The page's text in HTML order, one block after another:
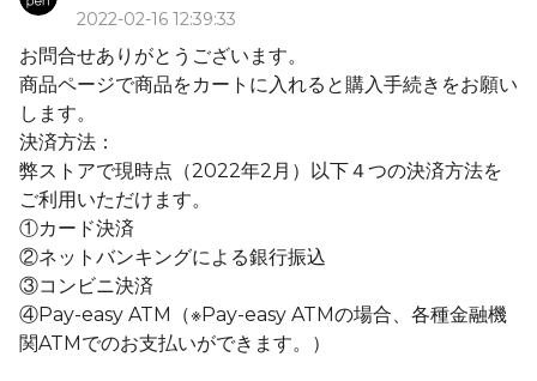
2022-02-16 12:39:33
お問合せありがとうございます。
商品ページで商品をカートに入れると購入手続きをお願い
します。
決済方法：
弊ストアで現時点（2022年2月）以下４つの決済方法を
ご利用いただけます。
①カード決済
②ネットバンキングによる銀行振込
③コンビニ決済
④Pay-easy ATM（※Pay-easy ATMの場合、各種金融機
関ATMでのお支払いができます。）